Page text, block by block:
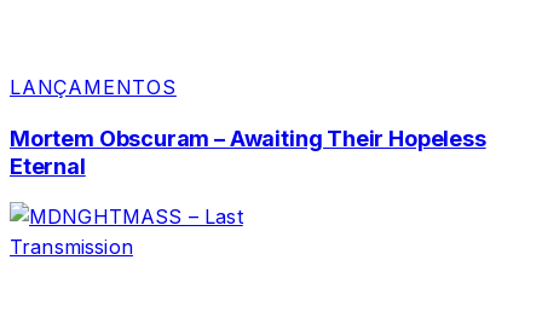
LANÇAMENTOS
Mortem Obscuram – Awaiting Their Hopeless
Eternal